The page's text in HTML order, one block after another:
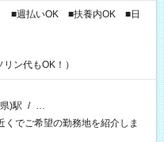
■週払いOK ■扶養内OK ■日
ン代もOK！）
)駅 / …
でご希望の勤務地を紹介しま